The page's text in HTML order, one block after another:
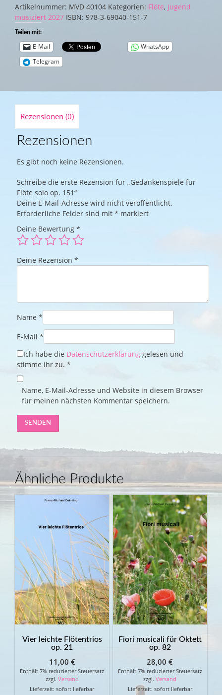
151
Menge
Artikelnummer: MVD 40104 Kategorien: Flöte, Jugend
musiziert 2027 ISBN: 978-3-69040-151-7
Teilen mit:
E-Mail
WhatsApp
Telegram
Rezensionen (0)
Rezensionen
Es gibt noch keine Rezensionen.
Schreibe die erste Rezension für „Gedankenspiele für
Flöte solo op. 151“
Deine E-Mail-Adresse wird nicht veröffentlicht.
Erforderliche Felder sind mit * markiert
Deine Bewertung *
Deine Rezension *
Name *
E-Mail *
Ich habe die Datenschutzerklärunggelesen und
stimme ihr zu. *
Name, E-Mail-Adresse und Website in diesem Browser
für meinen nächsten Kommentar speichern.
Ähnliche Produkte
Vier leichte Flötentrios
op. 21
11,00 €
Enthält 7% reduzierter Steuersatz
zzgl. Versand
Lieferzeit: sofort lieferbar
Fiori musicali für Oktett
op. 82
28,00€
Enthält 7% reduzierter Steuersatz
zzgl.Versand
Lieferzeit: sofort lieferbar